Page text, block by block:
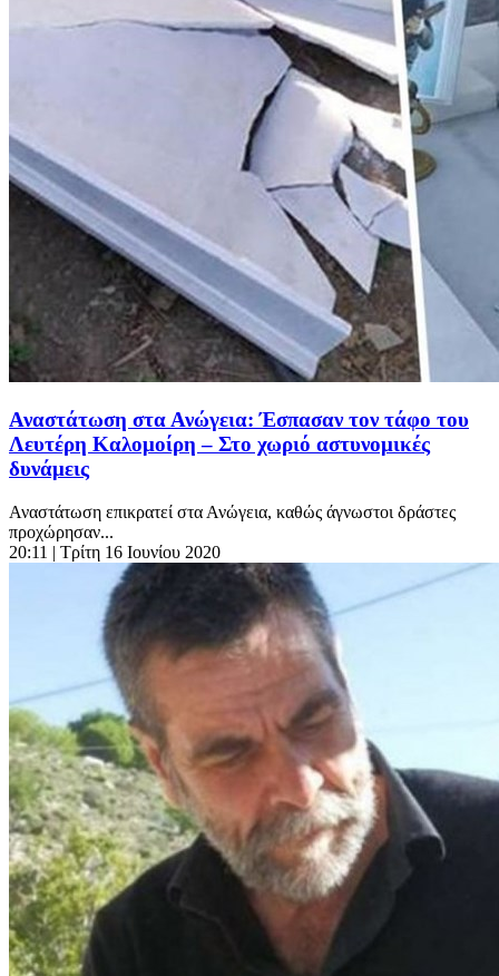
Αναστάτωση στα Ανώγεια: Έσπασαν τον τάφο του
Λευτέρη Καλομοίρη – Στο χωριό αστυνομικές
δυνάμεις
Αναστάτωση επικρατεί στα Ανώγεια, καθώς άγνωστοι δράστες
προχώρησαν...
20:11 | Τρίτη 16 Ιουνίου 2020